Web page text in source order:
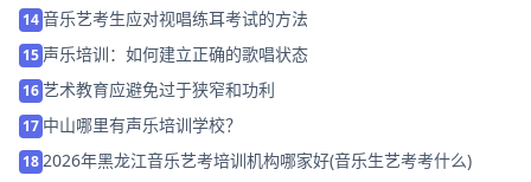
14音乐艺考生应对视唱练耳考试的方法
15 声乐培训：如何建立正确的歌唱状态
16艺术教育应避免过于狭窄和功利
17 中山哪里有声乐培训学校？
182026年黑龙江音乐艺考培训机构哪家好(音乐生艺考考什么)